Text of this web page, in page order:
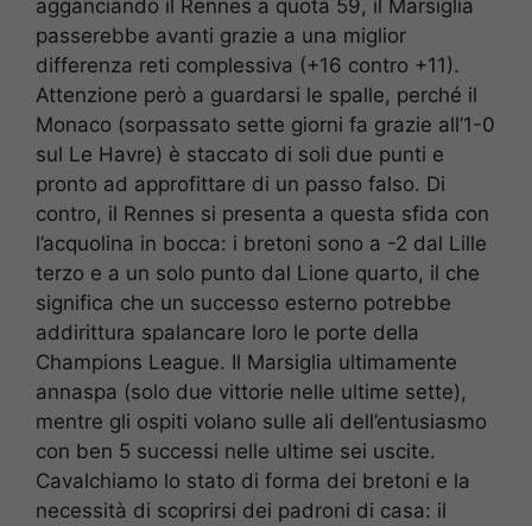
agganciando il Rennes a quota 59, il Marsiglia
passerebbe avanti grazie a una miglior
differenza reti complessiva (+16 contro +11).
Attenzione però a guardarsi le spalle, perché il
Monaco (sorpassato sette giorni fa grazie all’1-0
sul Le Havre) è staccato di soli due punti e
pronto ad approfittare di un passo falso. Di
contro, il Rennes si presenta a questa sfida con
l’acquolina in bocca: i bretoni sono a -2 dal Lille
terzo e a un solo punto dal Lione quarto, il che
significa che un successo esterno potrebbe
addirittura spalancare loro le porte della
Champions League. Il Marsiglia ultimamente
annaspa (solo due vittorie nelle ultime sette),
mentre gli ospiti volano sulle ali dell’entusiasmo
con ben 5 successi nelle ultime sei uscite.
Cavalchiamo lo stato di forma dei bretoni e la
necessità di scoprirsi dei padroni di casa: il